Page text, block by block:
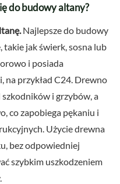
do budowy altany?
Najlepsze do budowy
jak świerk, sosna lub
i posiada
na przykład C24. Drewno
i grzybów, a
co zapobiega pękaniu i
Użycie drewna
bez odpowiedniej
szybkim uszkodzeniem